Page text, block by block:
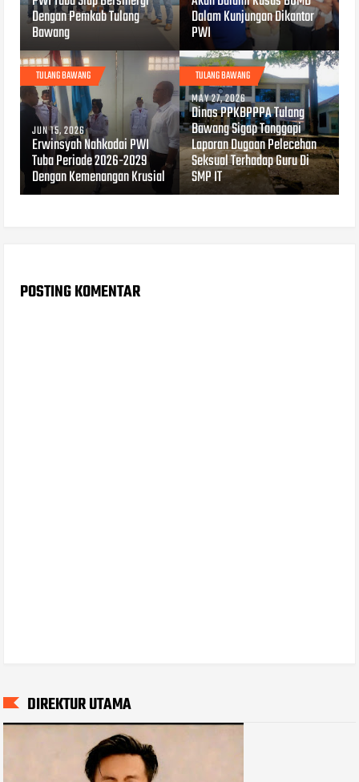
Dengan Pemkab Tulang
Bawang
Dalam Kunjungan Dikantor
PWI
TULANG BAWANG
JUN 15, 2026
Erwinsyah Nahkodai PWI
Tuba Periode 2026-2029
Dengan Kemenangan Krusial
TULANG BAWANG
MAY 27, 2026
Dinas PPKBPPPA Tulang
Bawang Sigap Tanggapi
Laporan Dugaan Pelecehan
Seksual Terhadap Guru Di
SMP IT
POSTING KOMENTAR
DIREKTUR UTAMA